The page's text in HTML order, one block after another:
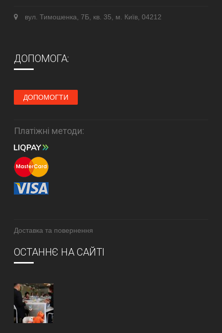
вул. Тимошенка, 7Б, кв. 35, м. Київ, 04212
ДОПОМОГА:
ДОПОМОГТИ
Платіжні методи:
Доставка та повернення
ОСТАННЄ НА САЙТІ